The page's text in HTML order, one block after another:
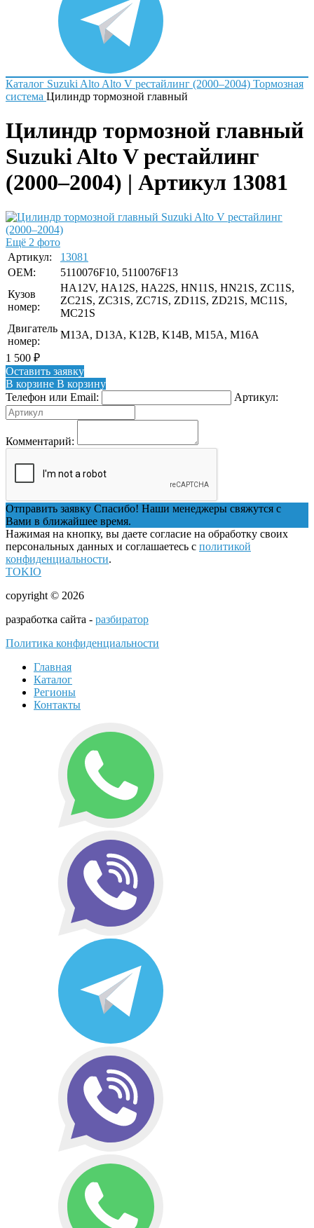
Каталог Suzuki Alto Alto V рестайлинг (2000–2004) Тормозная
система Цилиндр тормозной главный
Цилиндр тормозной главный
Suzuki Alto V рестайлинг
(2000–2004) | Артикул 13081
Ещё 2 фото
Артикул:
13081
OEM:
5110076F10, 5110076F13
Кузов
номер:
HA12V, HA12S, HA22S, HN11S, HN21S, ZC11S,
ZC21S, ZC31S, ZC71S, ZD11S, ZD21S, MC11S,
MC21S
Двигатель
номер:
M13A, D13A, K12B, K14B, M15A, M16A
1 500 ₽
Оставить заявку
В корзине В корзину
Телефон или Email:
Артикул:
Комментарий:
Отправить заявку Спасибо! Наши менеджеры свяжутся с
Вами в ближайшее время.
Нажимая на кнопку, вы даете согласие на обработку своих
персональных данных и соглашаетесь с политикой
конфиденциальности.
TOKIO
copyright © 2026
разработка сайта - разбиратор
Политика конфиденциальности
Главная
Каталог
Регионы
Контакты